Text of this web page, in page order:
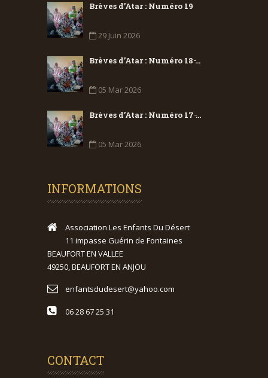
Brèves d’Atar : Numéro 19
29 Juin 2026
Brèves d’Atar : Numéro 18 ̵...
05 Mar 2026
Brèves d’Atar : Numéro 17 ̵...
05 Mar 2026
INFORMATIONS
Association Les Enfants Du Désert
11 impasse Guérin de Fontaines
BEAUFORT EN VALLEE
49250, BEAUFORT EN ANJOU
enfantsdudesert@yahoo.com
06 28 67 25 31
CONTACT